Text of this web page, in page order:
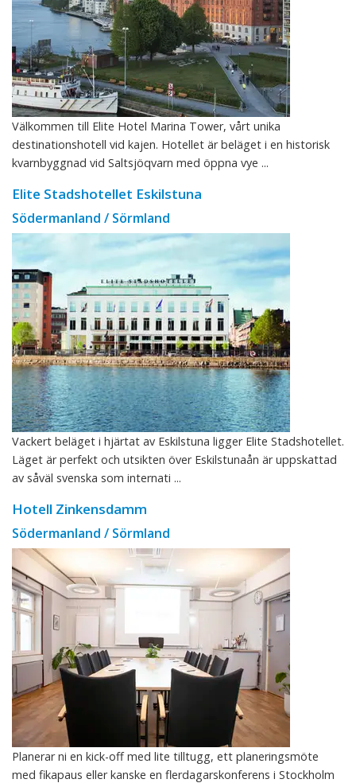
Välkommen till Elite Hotel Marina Tower, vårt unika
destinationshotell vid kajen. Hotellet är beläget i en historisk
kvarnbyggnad vid Saltsjöqvarn med öppna vye ...
Elite Stadshotellet Eskilstuna
Södermanland / Sörmland
Vackert beläget i hjärtat av Eskilstuna ligger Elite Stadshotellet.
Läget är perfekt och utsikten över Eskilstunaån är uppskattad
av såväl svenska som internati ...
Hotell Zinkensdamm
Södermanland / Sörmland
Planerar ni en kick-off med lite tilltugg, ett planeringsmöte
med fikapaus eller kanske en flerdagarskonferens i Stockholm